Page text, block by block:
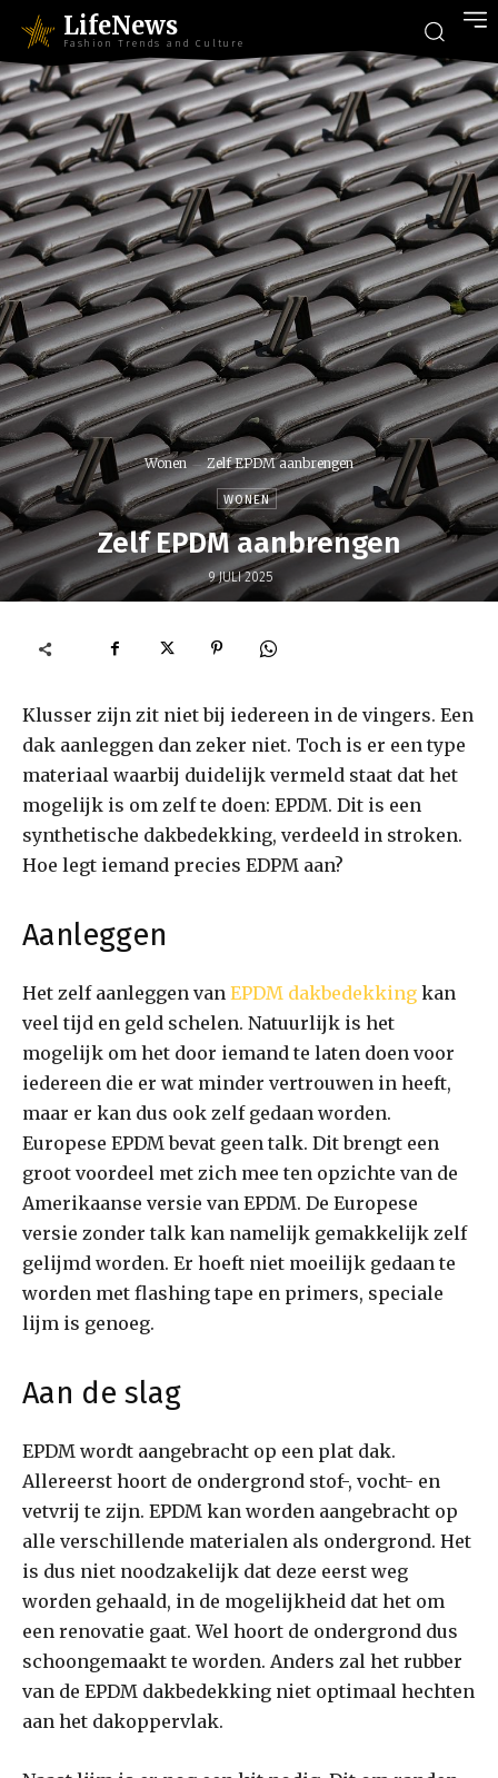
LifeNews
Fashion Trends and Culture
Wonen Zelf EPDM aanbrengen
WONEN
Zelf EPDM aanbrengen
9 JULI 2025
Klusser zijn zit niet bij iedereen in de vingers. Een
dak aanleggen dan zeker niet. Toch is er een type
materiaal waarbij duidelijk vermeld staat dat het
mogelijk is om zelf te doen: EPDM. Dit is een
synthetische dakbedekking, verdeeld in stroken.
Hoe legt iemand precies EDPM aan?
Aanleggen
Het zelf aanleggen van EPDM dakbedekking kan
veel tijd en geld schelen. Natuurlijk is het
mogelijk om het door iemand te laten doen voor
iedereen die er wat minder vertrouwen in heeft,
maar er kan dus ook zelf gedaan worden.
Europese EPDM bevat geen talk. Dit brengt een
groot voordeel met zich mee ten opzichte van de
Amerikaanse versie van EPDM. De Europese
versie zonder talk kan namelijk gemakkelijk zelf
gelijmd worden. Er hoeft niet moeilijk gedaan te
worden met flashing tape en primers, speciale
lijm is genoeg.
Aan de slag
EPDM wordt aangebracht op een plat dak.
Allereerst hoort de ondergrond stof-, vocht- en
vetvrij te zijn. EPDM kan worden aangebracht op
alle verschillende materialen als ondergrond. Het
is dus niet noodzakelijk dat deze eerst weg
worden gehaald, in de mogelijkheid dat het om
een renovatie gaat. Wel hoort de ondergrond dus
schoongemaakt te worden. Anders zal het rubber
van de EPDM dakbedekking niet optimaal hechten
aan het dakoppervlak.